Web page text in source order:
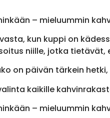
– mieluummin
kun kuppi on
niille, jotka
on päivän tärkein
kaikille
– mieluummin